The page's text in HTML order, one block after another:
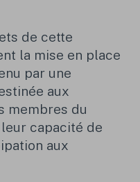
de cette
la mise en place
par une
aux
membres du
capacité de
aux